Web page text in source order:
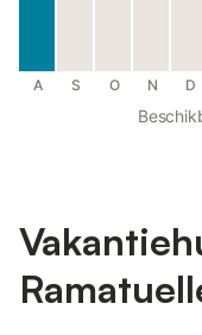
A S O N D